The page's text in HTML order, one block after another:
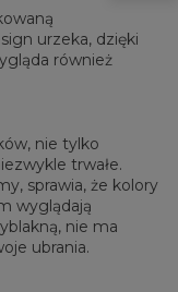
urzeka, dzięki
również
nie tylko
trwałe.
sprawia, że kolory
wyglądają
nie ma
ubrania.